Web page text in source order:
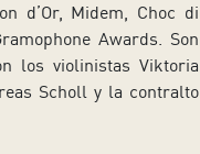
d’Or, Midem, Choc di
Awards. Son
los violinistas Viktoria
Scholl y la contralto